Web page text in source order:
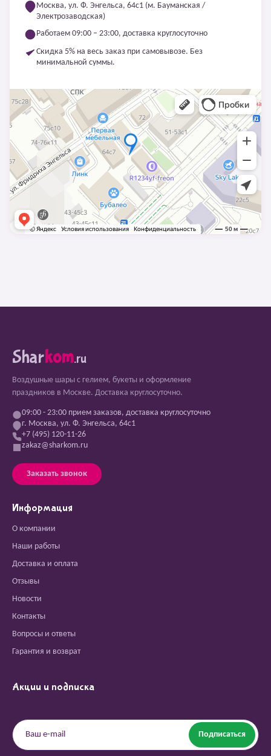
Москва, ул. Ф. Энгельса, 64с1 (м. Бауманская /
Электрозаводская)
Работаем 09:00 – 23:00, доставка круглосуточно
Скидка 5% на весь заказ при самовывозе. Без
минимальной суммы.
Sharkom.ru
Воздушные шары с гелием, букеты и оформление
праздников в Москве. Доставка круглосуточно.
09:00 - 23:00 прием заказов, доставка круглосуточно
г. Москва, ул. Ф. Энгельса, 64с1
+7 (495) 120-11-26
zakaz@sharkom.ru
Заказать звонок
Информация
О компании
Наши работы
Доставка и оплата
Отзывы
Новости
Контакты
Вопросы и ответы
Гарантия и возврат
Акции и подписка
Подписаться